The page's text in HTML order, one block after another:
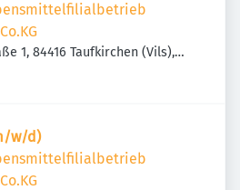
1, 84416 Taufkirchen (Vils),
w/d)